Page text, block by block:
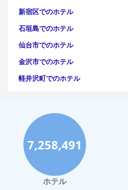
新宿区でのホテル
石垣島でのホテル
仙台市でのホテル
金沢市でのホテル
軽井沢町でのホテル
神戸市でのホテル
宮古島でのホテル
函館市でのホテル
ハワイイでのホテル
鎌倉市でのホテル
7,258,491
ホテル